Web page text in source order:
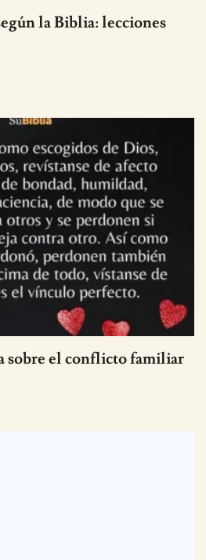
la Biblia: lecciones
sobre el conflicto familiar